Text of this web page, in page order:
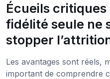
Écueils critiques
fidélité seule ne
stopper
Les avantages sont réels,
important de comprendre